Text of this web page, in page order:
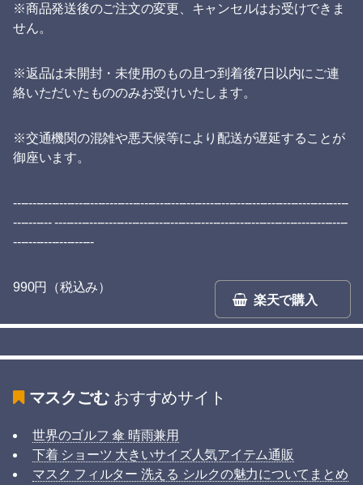
※商品発送後のご注文の変更、キャンセルはお受けできま
せん。
※返品は未開封・未使用のもの且つ到着後7日以内にご連
絡いただいたもののみお受けいたします。
※交通機関の混雑や悪天候等により配送が遅延することが
御座います。
---------------------------------------------------------------------------------------
---------- ----------------------------------------------------------------------------
---------------------
楽天で購入
990円（税込み）
マスクごむおすすめサイト
世界のゴルフ 傘 晴雨兼用
下着 ショーツ 大きいサイズ人気アイテム通販
マスク フィルター 洗える シルクの魅力についてまとめ